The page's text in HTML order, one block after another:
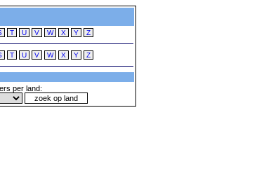
T U V W X Y Z
T U V W X Y Z
per land: